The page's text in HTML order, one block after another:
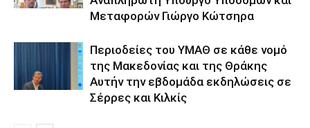
Μεταφορών Γιώργο Κώτσηρα
Περιοδείες του ΥΜΑΘ σε κάθε νομό
της Μακεδονίας και της Θράκης
Αυτήν την εβδομάδα εκδηλώσεις σε
Σέρρες και Κιλκίς